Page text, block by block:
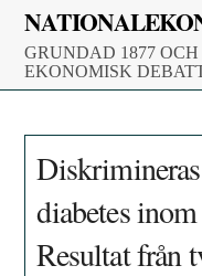
Skip
content
GRUNDAD 1877
EKONOMISK
diabetes
Resultat från